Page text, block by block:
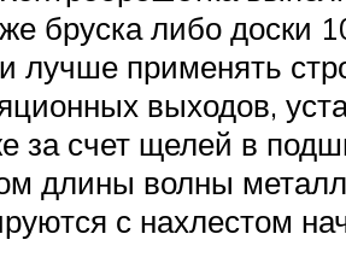
бруска либо доски
лучше применять
выходов,
за счет щелей в
длины волны
с нахлестом